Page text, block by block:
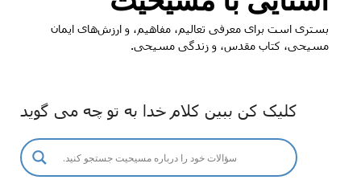
بستری است برای معرفی تعالیم، مفاهیم، و ارزش‌های ایمان
مسیحی، کتاب مقدس، و زندگی مسیحی.
کلیک کن ببین کلام خدا به تو چه می گوید